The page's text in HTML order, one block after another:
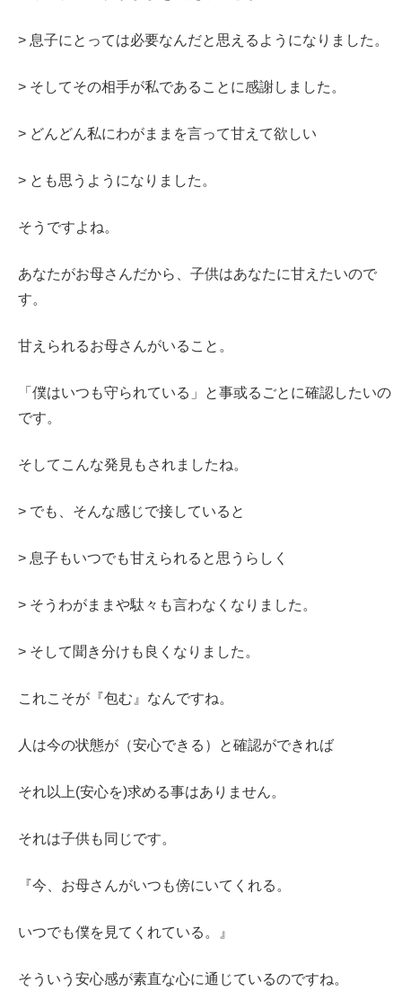
> 息子にとっては必要なんだと思えるようになりました。
> そしてその相手が私であることに感謝しました。
> どんどん私にわがままを言って甘えて欲しい
> とも思うようになりました。
そうですよね。
あなたがお母さんだから、子供はあなたに甘えたいので
す。
甘えられるお母さんがいること。
「僕はいつも守られている」と事或るごとに確認したいの
です。
そしてこんな発見もされましたね。
> でも、そんな感じで接していると
> 息子もいつでも甘えられると思うらしく
> そうわがままや駄々も言わなくなりました。
> そして聞き分けも良くなりました。
これこそが『包む』なんですね。
人は今の状態が（安心できる）と確認ができれば
それ以上(安心を)求める事はありません。
それは子供も同じです。
『今、お母さんがいつも傍にいてくれる。
いつでも僕を見てくれている。』
そういう安心感が素直な心に通じているのですね。